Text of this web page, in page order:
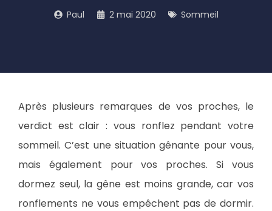
Paul 2 mai 2020 Sommeil
Après plusieurs remarques de vos proches, le
verdict est clair : vous ronflez pendant votre
sommeil. C’est une situation gênante pour vous,
mais également pour vos proches. Si vous
dormez seul, la gêne est moins grande, car vos
ronflements ne vous empêchent pas de dormir.